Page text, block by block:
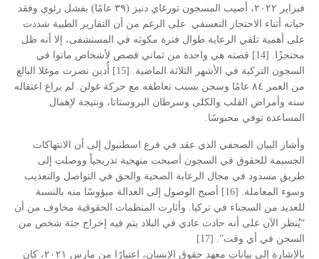
فبراير ٢٠٢٢، أصيب المسجون تورغاي دنيز (٣٩ عامًا) بفشل رئوي وفقد
حياته أثناء الاحتجاز التعسفي. على الرغم من أن التقارير الطبية شددت
على أهمية تلقي الرعاية طوال فترة مكوثه في المستشفى، إلا أنه ظل
محتجزًا. [14] قصته هي واحدة من ثماني قصص لأشخاص ماتوا في
السجون التركية في الأشهر الثلاثة الماضية. [15] أُدين نصرت موغلا البالغ
من العمر ٨٤ عامًا وسجن بسبب تعاطفه مع حركة غولن. لم يراع اعتقاله
سنه وأمراض القلب والكلى وسرطان البروستاتا، ونتيجة لإهمال
المساعدة توفي محبوسًا.
وأشار البيان الصحفي الذي عقد في فرع اسطنبول إلى أن الانتهاكات
الجسيمة للحقوق في السجون أصبحت منهجية تدريجياً ووصلت إلى
طريق مسدود في مجال الرعاية الصحية والحق في التواصل والتعذيب
وسوء المعاملة. [16] أصبح الوصول إلى العدالة ميؤوسًا منه بالنسبة
للعديد من السجناء في تركيا. وأثارت المنظمات الحقوقية مخاوف من أن
“يُنظر الآن على أنه حادث عادي في البلاد يتم فيه إخراج جثة شخص من
السجن في أي وقت”. [17]
بالإشارة إلى بيانات معهد حقوق الإنسان، اعتبارًا من مارس ٢٠٢١، كان